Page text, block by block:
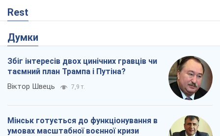
Rest
Думки
Збіг інтересів двох цинічних гравців чи
таємний план Трампа і Путіна?
Віктор Швець 7,9 т.
Мінськ готується до функціонування в
умовах масштабної воєнної кризи